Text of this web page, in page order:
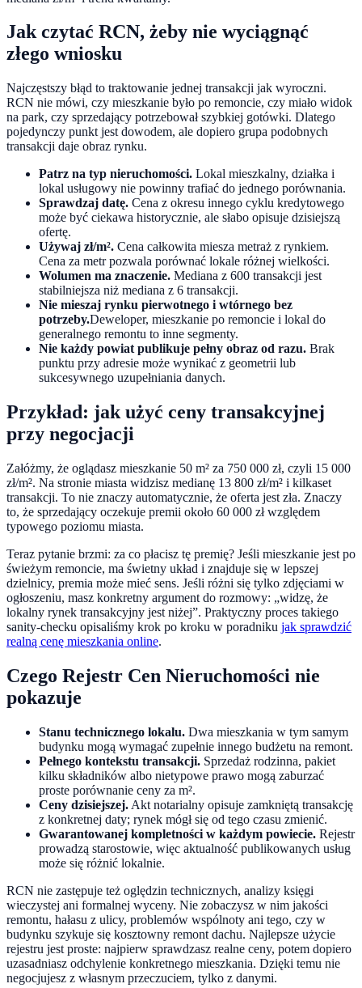
Jak czytać RCN, żeby nie wyciągnąć
złego wniosku
Najczęstszy błąd to traktowanie jednej transakcji jak wyroczni.
RCN nie mówi, czy mieszkanie było po remoncie, czy miało widok
na park, czy sprzedający potrzebował szybkiej gotówki. Dlatego
pojedynczy punkt jest dowodem, ale dopiero grupa podobnych
transakcji daje obraz rynku.
Patrz na typ nieruchomości. Lokal mieszkalny, działka i
lokal usługowy nie powinny trafiać do jednego porównania.
Sprawdzaj datę. Cena z okresu innego cyklu kredytowego
może być ciekawa historycznie, ale słabo opisuje dzisiejszą
ofertę.
Używaj zł/m². Cena całkowita miesza metraż z rynkiem.
Cena za metr pozwala porównać lokale różnej wielkości.
Wolumen ma znaczenie. Mediana z 600 transakcji jest
stabilniejsza niż mediana z 6 transakcji.
Nie mieszaj rynku pierwotnego i wtórnego bez
potrzeby.Deweloper, mieszkanie po remoncie i lokal do
generalnego remontu to inne segmenty.
Nie każdy powiat publikuje pełny obraz od razu. Brak
punktu przy adresie może wynikać z geometrii lub
sukcesywnego uzupełniania danych.
Przykład: jak użyć ceny transakcyjnej
przy negocjacji
Załóżmy, że oglądasz mieszkanie 50 m² za 750 000 zł, czyli 15 000
zł/m². Na stronie miasta widzisz medianę 13 800 zł/m² i kilkaset
transakcji. To nie znaczy automatycznie, że oferta jest zła. Znaczy
to, że sprzedający oczekuje premii około 60 000 zł względem
typowego poziomu miasta.
Teraz pytanie brzmi: za co płacisz tę premię? Jeśli mieszkanie jest po
świeżym remoncie, ma świetny układ i znajduje się w lepszej
dzielnicy, premia może mieć sens. Jeśli różni się tylko zdjęciami w
ogłoszeniu, masz konkretny argument do rozmowy: „widzę, że
lokalny rynek transakcyjny jest niżej”. Praktyczny proces takiego
sanity-checku opisaliśmy krok po kroku w poradniku jak sprawdzić
realną cenę mieszkania online.
Czego Rejestr Cen Nieruchomości nie
pokazuje
Stanu technicznego lokalu. Dwa mieszkania w tym samym
budynku mogą wymagać zupełnie innego budżetu na remont.
Pełnego kontekstu transakcji. Sprzedaż rodzinna, pakiet
kilku składników albo nietypowe prawo mogą zaburzać
proste porównanie ceny za m².
Ceny dzisiejszej. Akt notarialny opisuje zamkniętą transakcję
z konkretnej daty; rynek mógł się od tego czasu zmienić.
Gwarantowanej kompletności w każdym powiecie. Rejestr
prowadzą starostowie, więc aktualność publikowanych usług
może się różnić lokalnie.
RCN nie zastępuje też oględzin technicznych, analizy księgi
wieczystej ani formalnej wyceny. Nie zobaczysz w nim jakości
remontu, hałasu z ulicy, problemów wspólnoty ani tego, czy w
budynku szykuje się kosztowny remont dachu. Najlepsze użycie
rejestru jest proste: najpierw sprawdzasz realne ceny, potem dopiero
uzasadniasz odchylenie konkretnego mieszkania. Dzięki temu nie
negocjujesz z własnym przeczuciem, tylko z danymi.